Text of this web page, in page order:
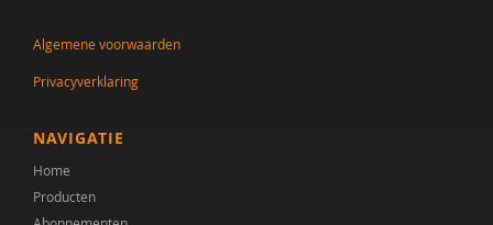
Tineke Backer van Ommeren
Tineke Backer van Ommeren-van der Meer
Jacqueline Bailly
Simon Baron-Cohen
Algemene voorwaarden
Privacyverklaring
NAVIGATIE
Home
Producten